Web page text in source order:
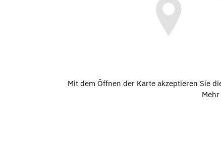
Mit dem Öffnen der Karte akzeptieren Sie